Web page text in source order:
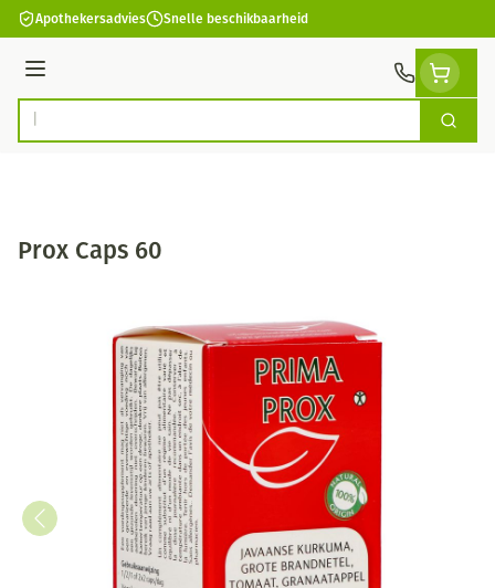
Ga naar de inhoud
Apothekersadvies Snelle beschikbaarheid
Menu
Product, merk, categorie... Zoek
Prox Caps 60